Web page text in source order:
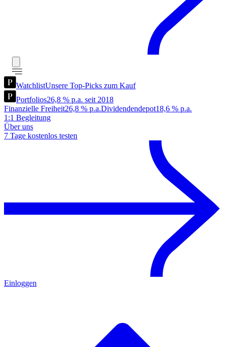
WatchlistUnsere Top-Picks zum Kauf
Portfolios26,8 % p.a. seit 2018
Finanzielle Freiheit26,8 % p.a.Dividendendepot18,6 % p.a.
1:1 Begleitung
Über uns
7 Tage kostenlos testen
Einloggen